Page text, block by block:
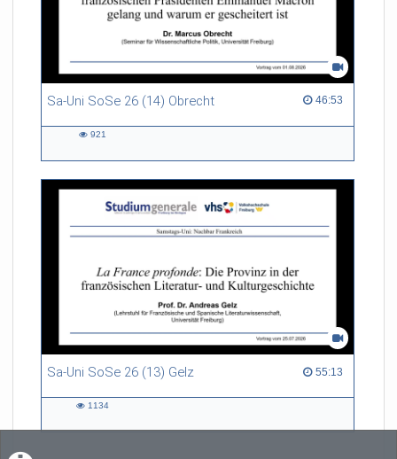
Sa-Uni SoSe 26 (14) Obrecht 46:53
46:53 duration
921
Sa-Uni SoSe 26 (13) Gelz 55:13
55:13 duration
1134